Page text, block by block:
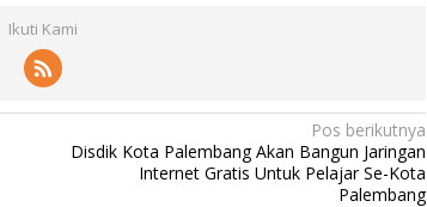
Ikuti Kami
Pos berikutnya
Disdik Kota Palembang Akan Bangun Jaringan
Internet Gratis Untuk Pelajar Se-Kota
Palembang